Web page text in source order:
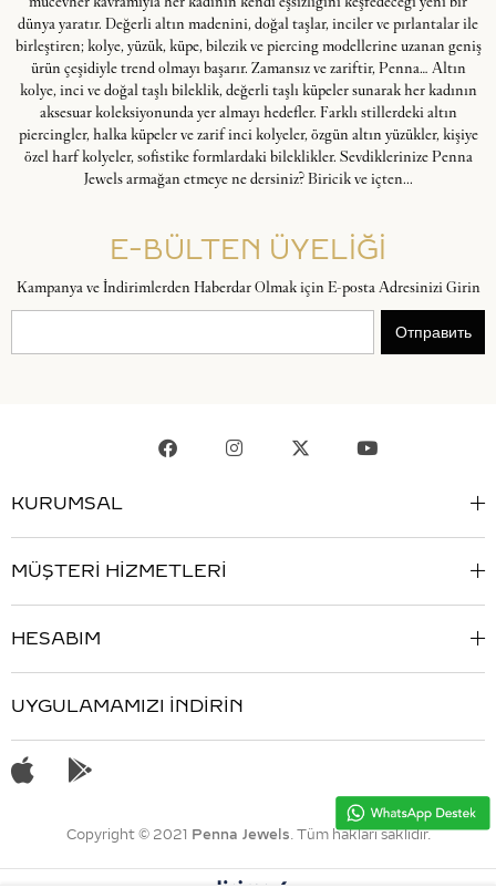
dünya yaratır. Değerli altın madenini, doğal taşlar, inciler ve pırlantalar ile
birleştiren; kolye, yüzük, küpe, bilezik ve piercing modellerine uzanan geniş
ürün çeşidiyle trend olmayı başarır. Zamansız ve zariftir, Penna… Altın
kolye, inci ve doğal taşlı bileklik, değerli taşlı küpeler sunarak her kadının
aksesuar koleksiyonunda yer almayı hedefler. Farklı stillerdeki altın
piercingler, halka küpeler ve zarif inci kolyeler, özgün altın yüzükler, kişiye
özel harf kolyeler, sofistike formlardaki bileklikler. Sevdiklerinize Penna
Jewels armağan etmeye ne dersiniz? Biricik ve içten...
E-BÜLTEN ÜYELİĞİ
Kampanya ve İndirimlerden Haberdar Olmak için E-posta Adresinizi Girin
Отправить
KURUMSAL
MÜŞTERİ HİZMETLERİ
HESABIM
UYGULAMAMIZI İNDİRİN
Copyright © 2021 Penna Jewels. Tüm hakları saklıdır.